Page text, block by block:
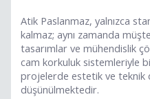
Atik Paslanmaz, yalnızca
kalmaz; aynı zamanda
tasarımlar ve mühendislik
cam korkuluk sistemleriyle
projelerde estetik ve teknik
düşünülmektedir.